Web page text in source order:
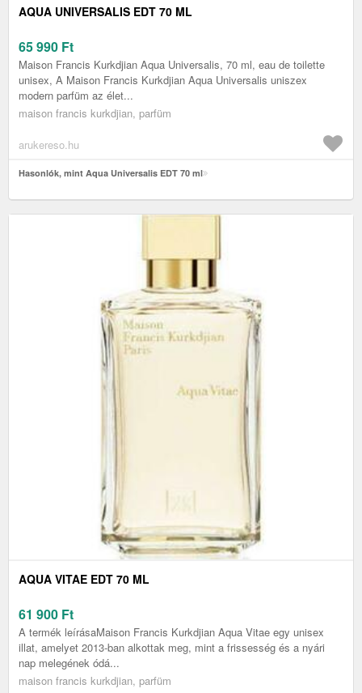
AQUA UNIVERSALIS EDT 70 ML
65 990 Ft
Maison Francis Kurkdjian Aqua Universalis, 70 ml, eau de toilette
unisex, A Maison Francis Kurkdjian Aqua Universalis uniszex
modern parfüm az élet...
maison francis kurkdjian, parfüm
arukereso.hu
Hasonlók, mint Aqua Universalis EDT 70 ml
AQUA VITAE EDT 70 ML
61 900 Ft
A termék leírásaMaison Francis Kurkdjian Aqua Vitae egy unisex
illat, amelyet 2013-ban alkottak meg, mint a frissesség és a nyári
nap melegének ódá...
maison francis kurkdjian, parfüm